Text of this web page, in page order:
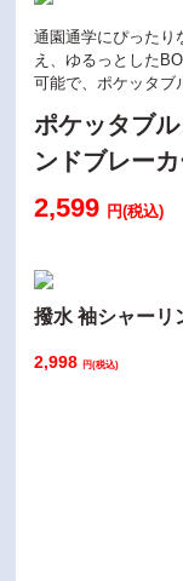
通園通学にぴったり
え、ゆるっとした
可能で、ポケッタブ
ポケッタブ
ンドブレー
2,599 円(税込)
撥水 袖シャーリ
2,998円(税込)